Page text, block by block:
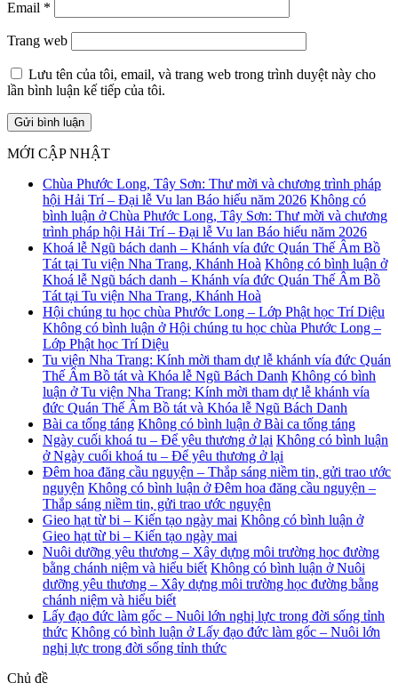
Email *
Trang web
Lưu tên của tôi, email, và trang web trong trình duyệt này cho
lần bình luận kế tiếp của tôi.
MỚI CẬP NHẬT
Chùa Phước Long, Tây Sơn: Thư mời và chương trình pháp
hội Hải Trí – Đại lễ Vu lan Báo hiếu năm 2026 Không có
bình luận ở Chùa Phước Long, Tây Sơn: Thư mời và chương
trình pháp hội Hải Trí – Đại lễ Vu lan Báo hiếu năm 2026
Khoá lễ Ngũ bách danh – Khánh vía đức Quán Thế Âm Bồ
Tát tại Tu viện Nha Trang, Khánh Hoà Không có bình luận ở
Khoá lễ Ngũ bách danh – Khánh vía đức Quán Thế Âm Bồ
Tát tại Tu viện Nha Trang, Khánh Hoà
Hội chúng tu học chùa Phước Long – Lớp Phật học Trí Diệu
Không có bình luận ở Hội chúng tu học chùa Phước Long –
Lớp Phật học Trí Diệu
Tu viện Nha Trang: Kính mời tham dự lễ khánh vía đức Quán
Thế Âm Bồ tát và Khóa lễ Ngũ Bách Danh Không có bình
luận ở Tu viện Nha Trang: Kính mời tham dự lễ khánh vía
đức Quán Thế Âm Bồ tát và Khóa lễ Ngũ Bách Danh
Bài ca tống táng Không có bình luận ở Bài ca tống táng
Ngày cuối khoá tu – Để yêu thương ở lại Không có bình luận
ở Ngày cuối khoá tu – Để yêu thương ở lại
Đêm hoa đăng cầu nguyện – Thắp sáng niềm tin, gửi trao ước
nguyện Không có bình luận ở Đêm hoa đăng cầu nguyện –
Thắp sáng niềm tin, gửi trao ước nguyện
Gieo hạt từ bi – Kiến tạo ngày mai Không có bình luận ở
Gieo hạt từ bi – Kiến tạo ngày mai
Nuôi dưỡng yêu thương – Xây dựng môi trường học đường
bằng chánh niệm và hiểu biết Không có bình luận ở Nuôi
dưỡng yêu thương – Xây dựng môi trường học đường bằng
chánh niệm và hiểu biết
Lấy đạo đức làm gốc – Nuôi lớn nghị lực trong đời sống tỉnh
thức Không có bình luận ở Lấy đạo đức làm gốc – Nuôi lớn
nghị lực trong đời sống tỉnh thức
Chủ đề